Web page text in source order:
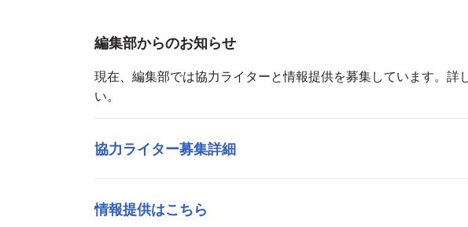
編集部からのお知らせ
現在、編集部では協力ライターと情報提供を募集しています。詳
い。
協力ライター募集詳細
情報提供はこちら